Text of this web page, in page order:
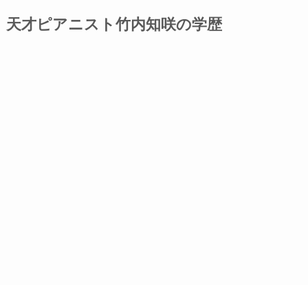
天才ピアニスト竹内知咲の学歴